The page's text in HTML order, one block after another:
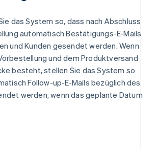
das System so, dass nach Abschluss
automatisch Bestätigungs-E-Mails
und Kunden gesendet werden. Wenn
und dem Produktversand
besteht, stellen Sie das System so
Follow-up-E-Mails bezüglich des
werden, wenn das geplante Datum